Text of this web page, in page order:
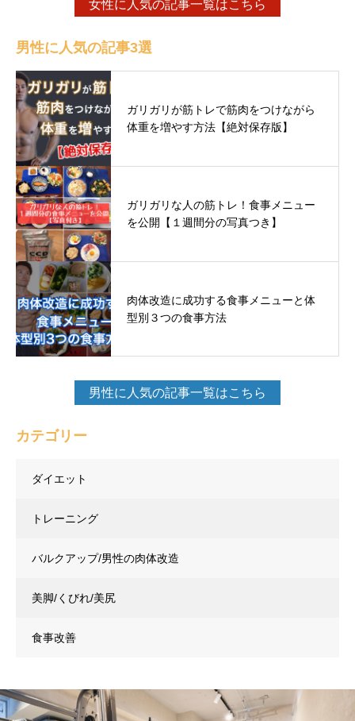
女性に人気の記事一覧はこちら
男性に人気の記事3選
ガリガリが筋トレで筋肉をつけながら
体重を増やす方法【絶対保存版】
ガリガリな人の筋トレ！食事メニュー
を公開【１週間分の写真つき】
肉体改造に成功する食事メニューと体
型別３つの食事方法
男性に人気の記事一覧はこちら
カテゴリー
ダイエット
トレーニング
バルクアップ/男性の肉体改造
美脚/くびれ/美尻
食事改善